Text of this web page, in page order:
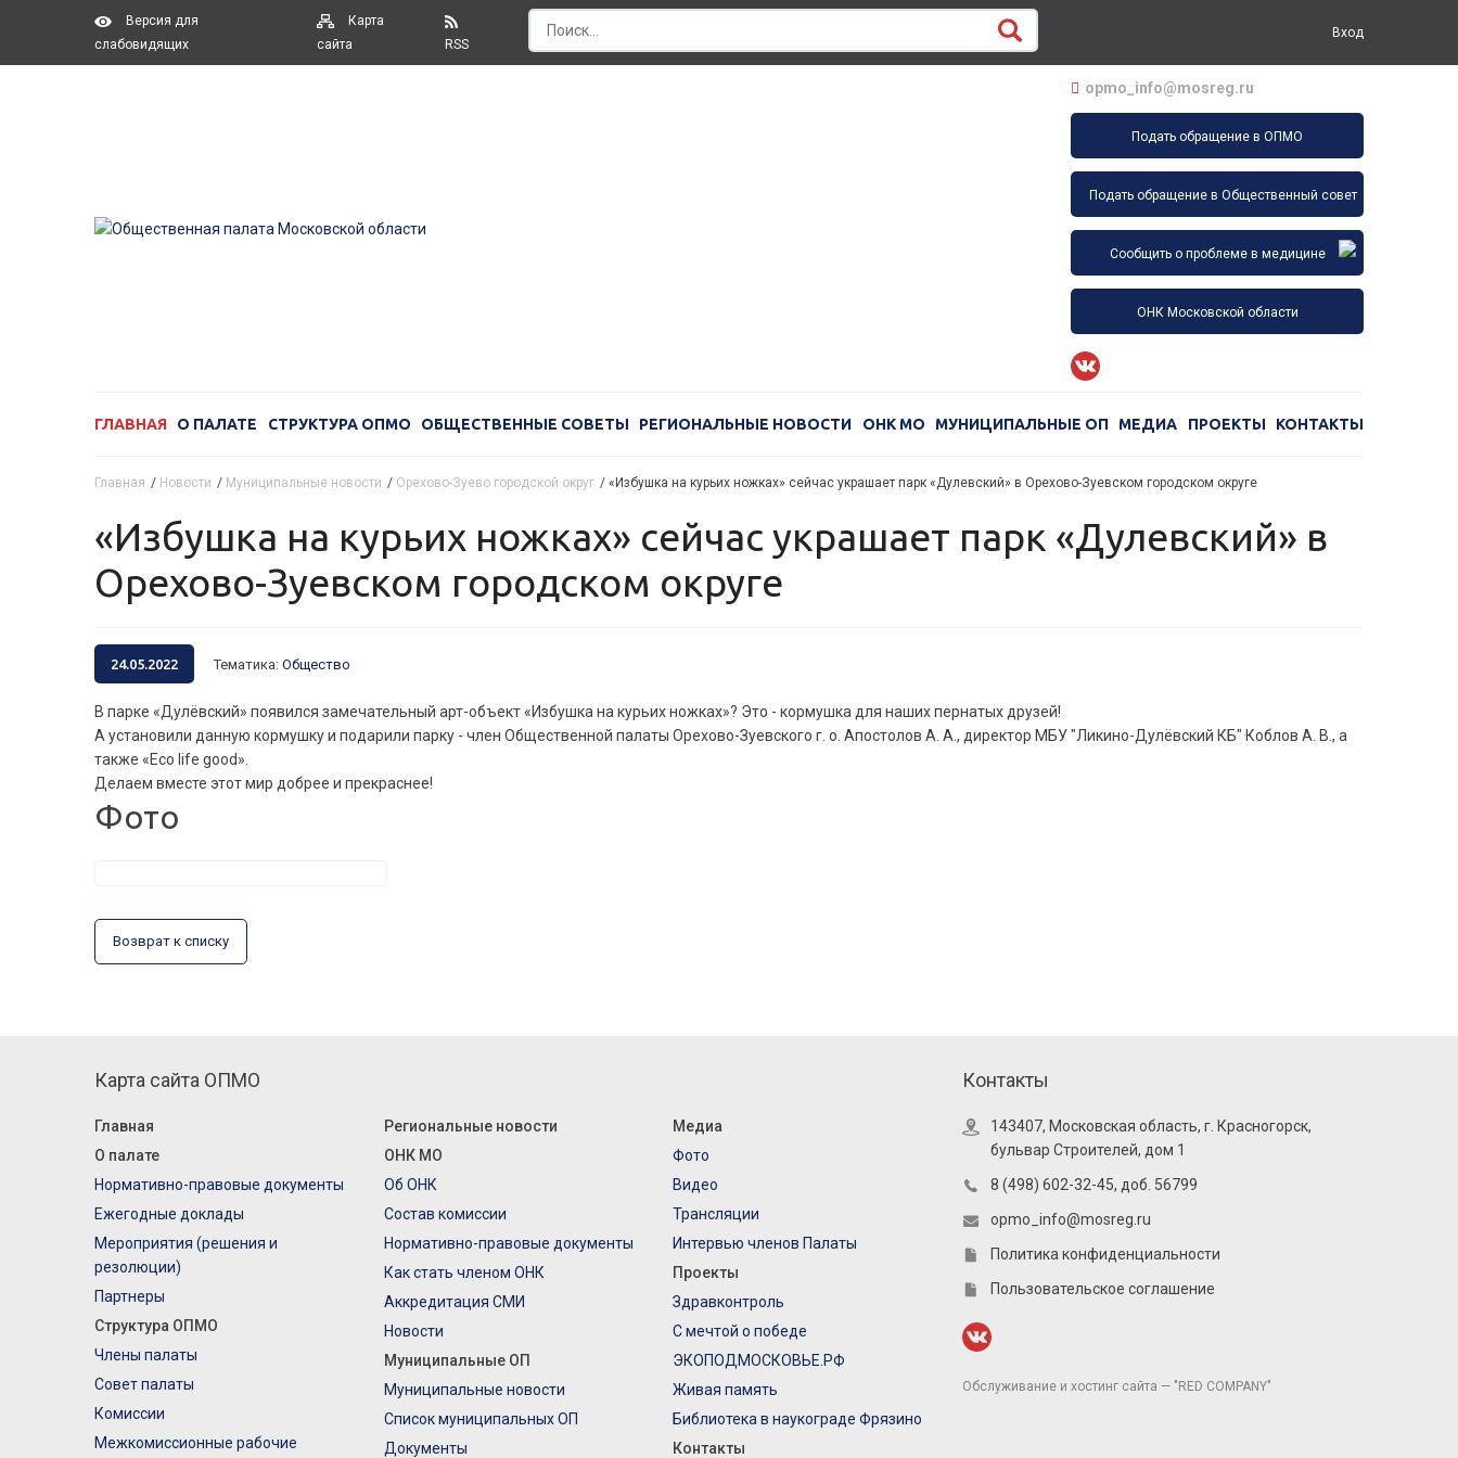
Версия для
слабовидящих
Карта
сайта
RSS
Вход
opmo_info@mosreg.ru
Подать обращение в ОПМО
Подать обращение в Общественный совет
Сообщить о проблеме в медицине
ОНК Московской области
ГЛАВНАЯ О ПАЛАТЕ СТРУКТУРА ОПМО ОБЩЕСТВЕННЫЕ СОВЕТЫ РЕГИОНАЛЬНЫЕ НОВОСТИ ОНК МО МУНИЦИПАЛЬНЫЕ ОП МЕДИА ПРОЕКТЫ КОНТАКТЫ
Главная / Новости / Муниципальные новости / Орехово-Зуево городской округ / «Избушка на курьих ножках» сейчас украшает парк «Дулевский» в Орехово-Зуевском городском округе
«Избушка на курьих ножках» сейчас украшает парк «Дулевский» в
Орехово-Зуевском городском округе
24.05.2022 Тематика: Общество
В парке «Дулёвский» появился замечательный арт-объект «Избушка на курьих ножках»? Это - кормушка для наших пернатых друзей!
А установили данную кормушку и подарили парку - член Общественной палаты Орехово-Зуевского г. о. Апостолов А. А., директор МБУ "Ликино-Дулёвский КБ" Коблов А. В., а
также «Еco life good».
Делаем вместе этот мир добрее и прекраснее!
Фото
Возврат к списку
Карта сайта ОПМО
Главная
О палате
Нормативно-правовые документы
Ежегодные доклады
Мероприятия (решения и
резолюции)
Партнеры
Структура ОПМО
Члены палаты
Совет палаты
Комиссии
Межкомиссионные рабочие
Региональные новости
ОНК МО
Об ОНК
Состав комиссии
Нормативно-правовые документы
Как стать членом ОНК
Аккредитация СМИ
Новости
Муниципальные ОП
Муниципальные новости
Список муниципальных ОП
Документы
Медиа
Фото
Видео
Трансляции
Интервью членов Палаты
Проекты
Здравконтроль
С мечтой о победе
ЭКОПОДМОСКОВЬЕ.РФ
Живая память
Библиотека в наукограде Фрязино
Контакты
Контакты
143407, Московская область, г. Красногорск,
бульвар Строителей, дом 1
8 (498) 602-32-45, доб. 56799
opmo_info@mosreg.ru
Политика конфиденциальности
Пользовательское соглашение
Обслуживание и хостинг сайта — "RED COMPANY"